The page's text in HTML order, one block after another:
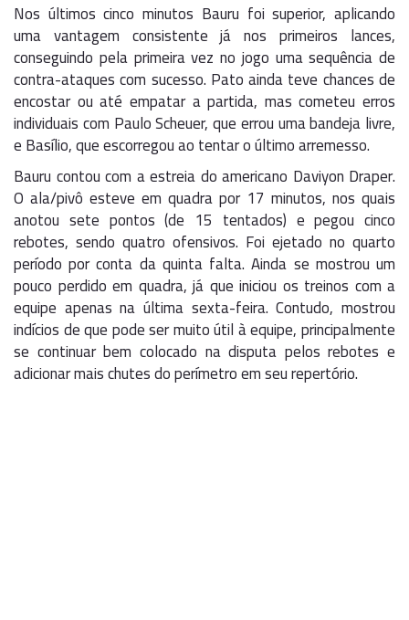
Nos últimos cinco minutos Bauru foi superior, aplicando
uma vantagem consistente já nos primeiros lances,
conseguindo pela primeira vez no jogo uma sequência de
contra-ataques com sucesso. Pato ainda teve chances de
encostar ou até empatar a partida, mas cometeu erros
individuais com Paulo Scheuer, que errou uma bandeja livre,
e Basílio, que escorregou ao tentar o último arremesso.
Bauru contou com a estreia do americano Daviyon Draper.
O ala/pivô esteve em quadra por 17 minutos, nos quais
anotou sete pontos (de 15 tentados) e pegou cinco
rebotes, sendo quatro ofensivos. Foi ejetado no quarto
período por conta da quinta falta. Ainda se mostrou um
pouco perdido em quadra, já que iniciou os treinos com a
equipe apenas na última sexta-feira. Contudo, mostrou
indícios de que pode ser muito útil à equipe, principalmente
se continuar bem colocado na disputa pelos rebotes e
adicionar mais chutes do perímetro em seu repertório.